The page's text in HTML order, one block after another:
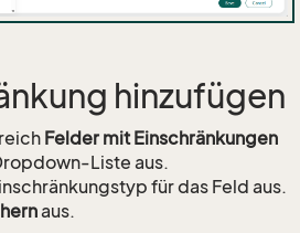
hinzufügen
Felder mit Einschränkungen
Liste aus.
für das Feld aus.
aus.